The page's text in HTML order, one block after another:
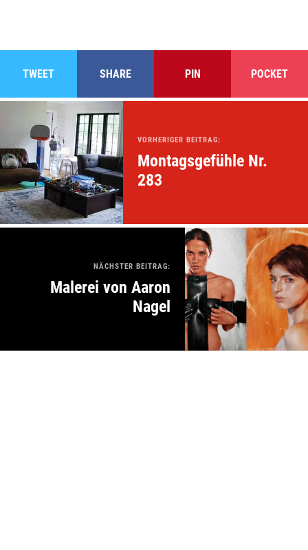
TWEET SHARE PIN POCKET
VORHERIGER BEITRAG:
Montagsgefühle Nr.
283
NÄCHSTER BEITRAG:
Malerei von Aaron
Nagel